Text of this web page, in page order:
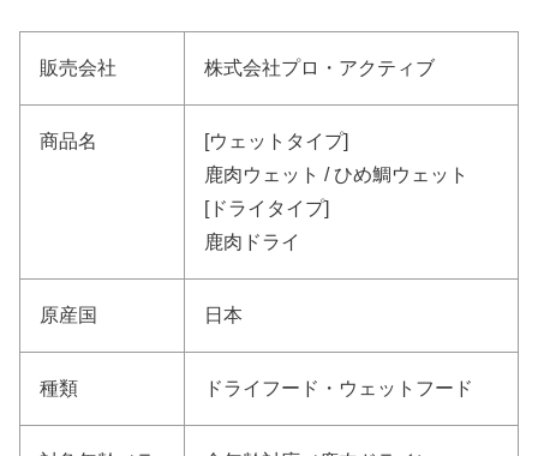
販売会社 株式会社プロ・アクティブ
商品名
[ウェットタイプ]
鹿肉ウェット / ひめ鯛ウェット
[ドライタイプ]
鹿肉ドライ
原産国 日本
種類 ドライフード・ウェットフード